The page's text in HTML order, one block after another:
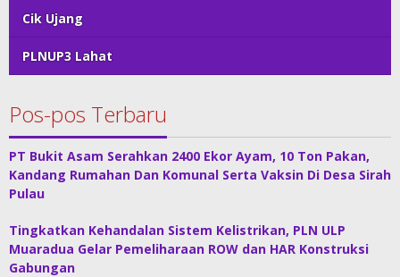
Cik Ujang
PLNUP3 Lahat
Pos-pos Terbaru
PT Bukit Asam Serahkan 2400 Ekor Ayam, 10 Ton Pakan,
Kandang Rumahan Dan Komunal Serta Vaksin Di Desa Sirah
Pulau
Tingkatkan Kehandalan Sistem Kelistrikan, PLN ULP
Muaradua Gelar Pemeliharaan ROW dan HAR Konstruksi
Gabungan